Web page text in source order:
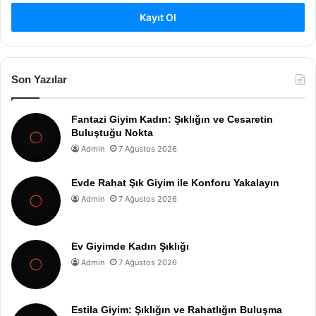
Kayıt Ol
Son Yazılar
Fantazi Giyim Kadın: Şıklığın ve Cesaretin
Buluştuğu Nokta
Admin 7 Ağustos 2026
Evde Rahat Şık Giyim ile Konforu Yakalayın
Admin 7 Ağustos 2026
Ev Giyimde Kadın Şıklığı
Admin 7 Ağustos 2026
Estila Giyim: Şıklığın ve Rahatlığın Buluşma